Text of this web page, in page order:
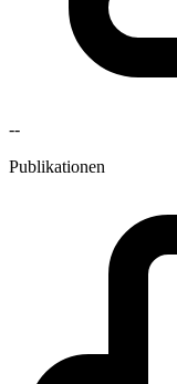
--
Publikationen